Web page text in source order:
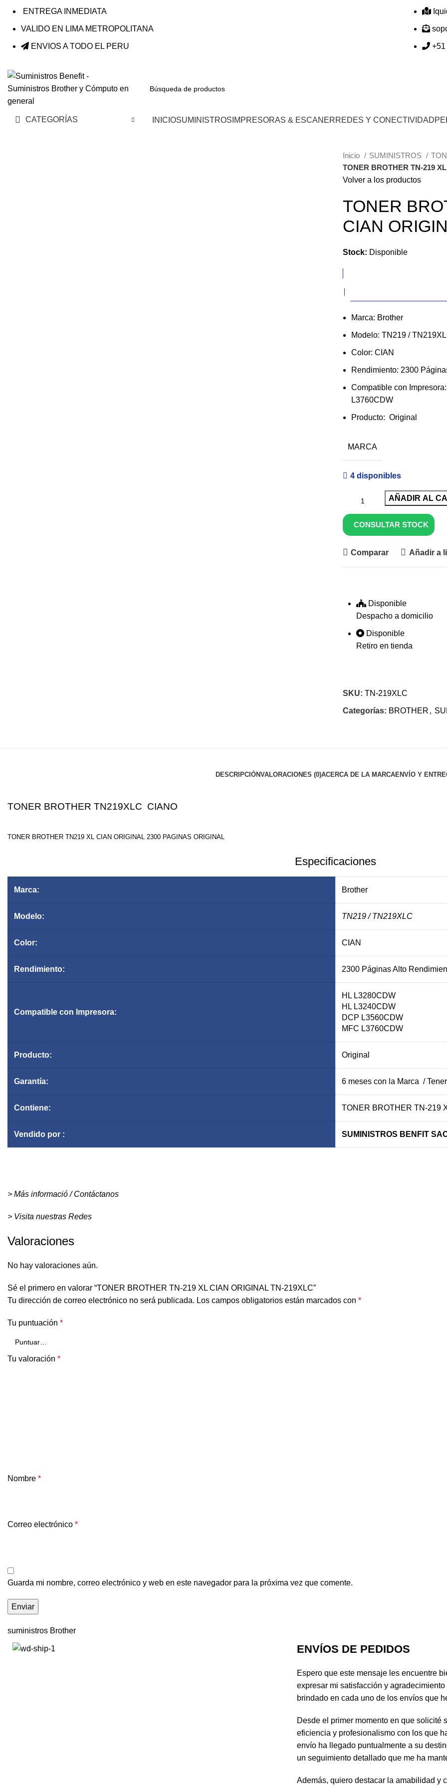
ENTREGA INMEDIATA
VALIDO EN LIMA METROPOLITANA
ENVIOS A TODO EL PERU
CATEGORÍAS INICIOSUMINISTROS IMPRESORAS & ESCANERREDES Y CONECTIVIDAD
Inicio SUMINISTROS
TONER BROTHER TN-219
Volver a los productos
TONER
CIAN
Stock: Disponible
Marca: Brother
Modelo: TN219 /
Color: CIAN
Rendimiento: 2300
Compatible con
L3760CDW
Producto: Original
MARCA
4 disponibles
AÑADIR AL
CONSULTAR STOCK
Comparar Añadir a
Disponible
Despacho a domicilio
Disponible
Retiro en tienda
SKU: TN-219XLC
Categorías: BROTHER ,
DESCRIPCIÓNVALORACIONES (0)ACERCA DE LA MARCAENVÍO Y
TONER BROTHER TN219XLC CIANO
TONER BROTHER TN219 XL CIAN ORIGINAL 2300 PAGINAS ORIGINAL
Especificaciones
Marca: Brother
Modelo: TN219/ TN219XLC
Color: CIAN
Rendimiento: 2300 Páginas Alto
Compatible con Impresora:
HL L3280CDW
HL L3240CDW
DCP L3560CDW
MFC L3760CDW
Producto: Original
Garantía: 6 meses con la Marca /
Contiene: TONER BROTHER TN-219
Vendido por : SUMINISTROS BENFIT
> Más informació / Contáctanos
> Visita nuestras Redes
Valoraciones
No hay valoraciones aún.
Sé el primero en valorar “TONER BROTHER TN-219 XL CIAN ORIGINAL TN-219XLC”
Tu dirección de correo electrónico no será publicada. Los campos obligatorios están marcados con *
Tu puntuación *
Tu valoración *
Nombre *
Correo electrónico *
Guarda mi nombre, correo electrónico y web en este navegador para la próxima vez que comente.
suministros Brother
ENVÍOS DE PEDIDOS
Espero que este mensaje les encuentre
expresar mi satisfacción y
brindado en cada uno de los envíos que
Desde el primer momento en que solicité
eficiencia y profesionalismo con los que
envío ha llegado puntualmente a su
un seguimiento detallado que me ha
Además, quiero destacar la amabilidad y